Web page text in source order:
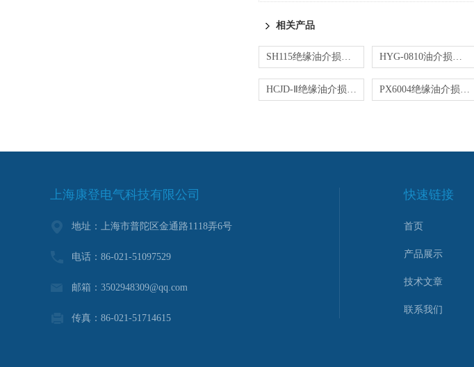
相关产品
SH115绝缘油介损测试仪 HYG-0810油介损测试仪
HCJD-Ⅱ绝缘油介损测试仪 PX6004绝缘油介损测试仪
上海康登电气科技有限公司
地址：上海市普陀区金通路1118弄6号
电话：86-021-51097529
邮箱：3502948309@qq.com
传真：86-021-51714615
快速链接
首页
产品展示
技术文章
联系我们